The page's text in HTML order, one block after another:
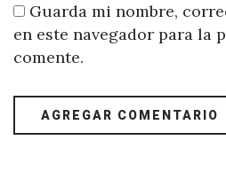
Guarda mi nombre,
en este navegador para la
comente.